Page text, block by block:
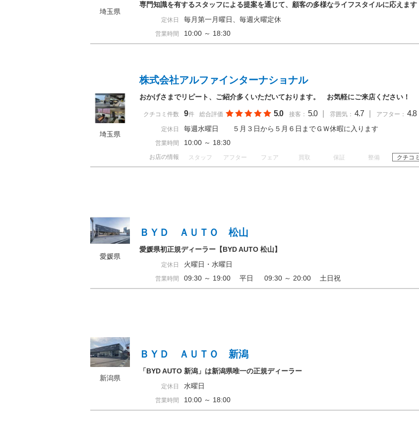
埼玉県
専門知識を有するスタッフによる提案を通じて、顧客の多様なライフスタイルに応えます
定休日 毎月第一月曜日、毎週火曜定休
営業時間 10:00 ～ 18:30
埼玉県
株式会社アルファインターナショナル
おかげさまでリピート、ご紹介多くいただいております。 お気軽にご来店ください！
クチコミ件数 9件 総合評価 5.0 接客： 5.0 雰囲気： 4.7 アフター： 4.8
定休日 毎週水曜日 ５月３日から５月６日までＧＷ休暇に入ります
営業時間 10:00 ～ 18:30
お店の情報 スタッフ アフター フェア 買取 保証 整備 クチコミ
愛媛県
ＢＹＤ ＡＵＴＯ 松山
愛媛県初正規ディーラー【BYD AUTO 松山】
定休日 火曜日・水曜日
営業時間 09:30 ～ 19:00 平日 09:30 ～ 20:00 土日祝
新潟県
ＢＹＤ ＡＵＴＯ 新潟
「BYD AUTO 新潟」は新潟県唯一の正規ディーラー
定休日 水曜日
営業時間 10:00 ～ 18:00